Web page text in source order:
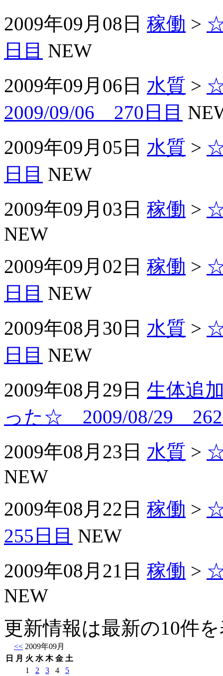
2009年09月08日 稼働 >
日目 NEW
2009年09月06日 水質 >
2009/09/06 270日目
2009年09月05日 水質 >
日目 NEW
2009年09月03日 稼働 >
NEW
2009年09月02日 稼働 >
日目 NEW
2009年08月30日 水質 >
日目 NEW
2009年08月29日 生体追
った☆ 2009/08/29 262
2009年08月23日 水質 >
NEW
2009年08月22日 稼働 >
255日目 NEW
2009年08月21日 稼働 >
NEW
更新情報は最新の10件
<< 2009年09月
日
月 火 水 木 金 土
1
2 3 4
5